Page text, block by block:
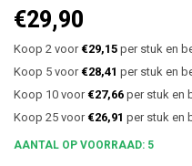
€29,90
Koop 2 voor €29,15 per stuk en
Koop 5 voor €28,41 per stuk en
Koop 10 voor €27,66 per stuk en
Koop 25 voor €26,91 per stuk en
AANTAL OP VOORRAAD: 5